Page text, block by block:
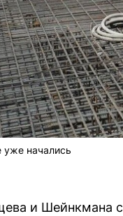
уже начались
и Шейнкмана